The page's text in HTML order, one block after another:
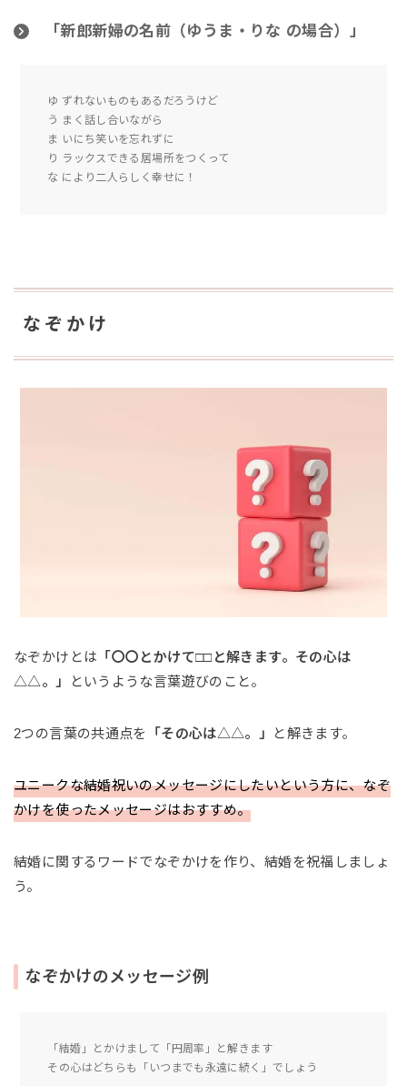
「新郎新婦の名前（ゆうま・りな の場合）」
ゆ ずれないものもあるだろうけど
う まく話し合いながら
ま いにち笑いを忘れずに
り ラックスできる居場所をつくって
な により二人らしく幸せに！
なぞかけ
なぞかけとは 「〇〇とかけて□□と解きます。その心は
△△。」
というような言葉遊びのこと。
2つの言葉の共通点を 「その心は△△。」 と解きます。
ユニークな結婚祝いのメッセージにしたいという方に、なぞ
かけを使ったメッセージはおすすめ。
結婚に関するワードでなぞかけを作り、結婚を祝福しましょ
う。
なぞかけのメッセージ例
「結婚」とかけまして「円周率」と解きます
その心はどちらも「いつまでも永遠に続く」でしょう